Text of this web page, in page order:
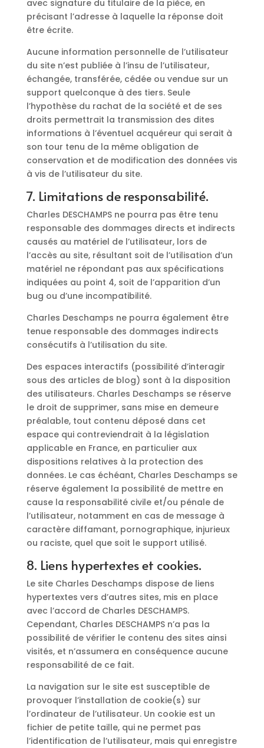
avec signature du titulaire de la pièce, en
précisant l’adresse à laquelle la réponse doit
être écrite.
Aucune information personnelle de l’utilisateur
du site n’est publiée à l’insu de l’utilisateur,
échangée, transférée, cédée ou vendue sur un
support quelconque à des tiers. Seule
l’hypothèse du rachat de la société et de ses
droits permettrait la transmission des dites
informations à l’éventuel acquéreur qui serait à
son tour tenu de la même obligation de
conservation et de modification des données vis
à vis de l’utilisateur du site.
7. Limitations de responsabilité.
Charles DESCHAMPS ne pourra pas être tenu
responsable des dommages directs et indirects
causés au matériel de l’utilisateur, lors de
l’accès au site, résultant soit de l’utilisation d’un
matériel ne répondant pas aux spécifications
indiquées au point 4, soit de l’apparition d’un
bug ou d’une incompatibilité.
Charles Deschamps ne pourra également être
tenue responsable des dommages indirects
consécutifs à l’utilisation du site.
Des espaces interactifs (possibilité d’interagir
sous des articles de blog) sont à la disposition
des utilisateurs. Charles Deschamps se réserve
le droit de supprimer, sans mise en demeure
préalable, tout contenu déposé dans cet
espace qui contreviendrait à la législation
applicable en France, en particulier aux
dispositions relatives à la protection des
données. Le cas échéant, Charles Deschamps se
réserve également la possibilité de mettre en
cause la responsabilité civile et/ou pénale de
l’utilisateur, notamment en cas de message à
caractère diffamant, pornographique, injurieux
ou raciste, quel que soit le support utilisé.
8. Liens hypertextes et cookies.
Le site Charles Deschamps dispose de liens
hypertextes vers d’autres sites, mis en place
avec l’accord de Charles DESCHAMPS.
Cependant, Charles DESCHAMPS n’a pas la
possibilité de vérifier le contenu des sites ainsi
visités, et n’assumera en conséquence aucune
responsabilité de ce fait.
La navigation sur le site est susceptible de
provoquer l’installation de cookie(s) sur
l’ordinateur de l’utilisateur. Un cookie est un
fichier de petite taille, qui ne permet pas
l’identification de l’utilisateur, mais qui enregistre